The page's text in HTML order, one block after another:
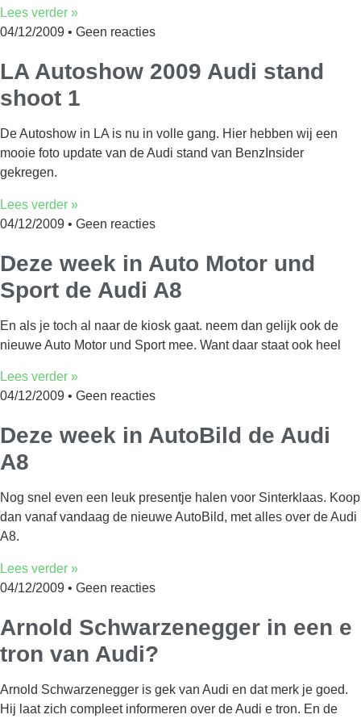
Lees verder »
04/12/2009
Geen reacties
LA Autoshow 2009 Audi stand
shoot 1
De Autoshow in LA is nu in volle gang. Hier hebben wij een
mooie foto update van de Audi stand van BenzInsider
gekregen.
Lees verder »
04/12/2009
Geen reacties
Deze week in Auto Motor und
Sport de Audi A8
En als je toch al naar de kiosk gaat. neem dan gelijk ook de
nieuwe Auto Motor und Sport mee. Want daar staat ook heel
Lees verder »
04/12/2009
Geen reacties
Deze week in AutoBild de Audi
A8
Nog snel even een leuk presentje halen voor Sinterklaas. Koop
dan vanaf vandaag de nieuwe AutoBild, met alles over de Audi
A8.
Lees verder »
04/12/2009
Geen reacties
Arnold Schwarzenegger in een e
tron van Audi?
Arnold Schwarzenegger is gek van Audi en dat merk je goed.
Hij laat zich compleet informeren over de Audi e tron. En de